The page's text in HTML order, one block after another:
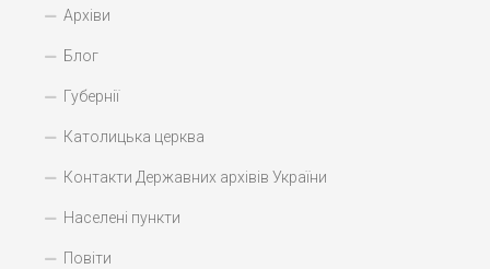
Архіви
Блог
Губернії
Католицька церква
Контакти Державних архівів України
Населені пункти
Повіти